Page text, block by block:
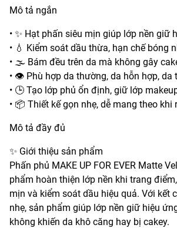
Mô tả ngắn
• ✨ Hạt phấn siêu mịn giúp lớp nền giữ
• 💧 Kiểm soát dầu thừa, hạn chế bóng
• 🌫️ Bám đều trên da mà không gây
• 👁️ Phù hợp da thường, da hỗn hợp, da
• 🕒 Tạo lớp phủ ổn định, giữ lớp
• 📦 Thiết kế gọn nhẹ, dễ mang theo khi
Mô tả đầy đủ
✨ Giới thiệu sản phẩm
Phấn phủ MAKE UP FOR EVER Matte
phẩm hoàn thiện lớp nền khi trang
mịn và kiểm soát dầu hiệu quả. Với kết
nhẹ, sản phẩm giúp lớp nền giữ hiệu
không khiến da khô căng hay bị cakey.